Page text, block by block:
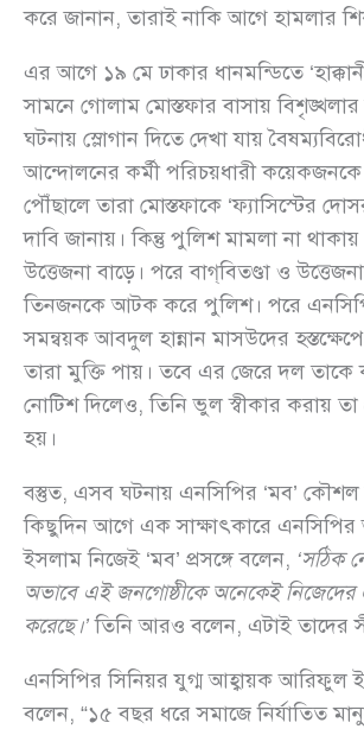
করে জানান, তারাই নাকি আগে হামলার
এর আগে ১৯ মে ঢাকার ধানমন্ডিতে
সামনে গোলাম মোস্তফার বাসায়
ঘটনায় স্লোগান দিতে দেখা যায়
আন্দোলনের কর্মী পরিচয়ধারী
পৌঁছালে তারা মোস্তফাকে ‘ফ্যাসিস্টের
দাবি জানায়। কিন্তু পুলিশ মামলা না থাকায়
উত্তেজনা বাড়ে। পরে বাগ্‌বিতণ্ডা ও
তিনজনকে আটক করে পুলিশ। পরে
সমন্বয়ক আবদুল হান্নান মাসউদের
তারা মুক্তি পায়। তবে এর জেরে দল তাকে
নোটিশ দিলেও, তিনি ভুল স্বীকার করায় তা
হয়।
বস্তুত, এসব ঘটনায় এনসিপির ‘মব’ কৌশল
কিছুদিন আগে এক সাক্ষাৎকারে এনসিপির
ইসলাম নিজেই ‘মব’ প্রসঙ্গে বলেন, ‘সঠিক
অভাবে এই জনগোষ্ঠীকে অনেকেই নিজেদের
করেছে।’তিনি আরও বলেন, এটাই তাদের
এনসিপির সিনিয়র যুগ্ম আহ্বায়ক আরিফুল
বলেন, “১৫ বছর ধরে সমাজে নির্যাতিত